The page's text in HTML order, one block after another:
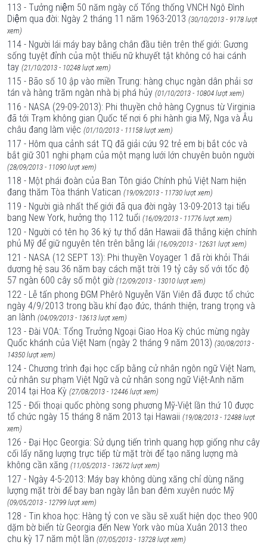
113 - Tưởng niệm 50 năm ngày cố Tổng thống VNCH Ngô Đình
Diệm qua đời: Ngày 2 tháng 11 năm 1963-2013 (30/10/2013 - 9178 lượt
xem)
114 - Người lái máy bay bằng chân đầu tiên trên thế giới: Gương
sống tuyệt đỉnh của một thiếu nữ khuyết tật không có hai cánh
tay (21/10/2013 - 10248 lượt xem)
115 - Bão số 10 ập vào miền Trung: hàng chục ngàn dân phải sơ
tán và hàng trăm ngàn nhà bị phá hủy (01/10/2013 - 10804 lượt xem)
116 - NASA (29-09-2013): Phi thuyền chở hàng Cygnus từ Virginia
đã tới Trạm không gian Quốc tế nơi 6 phi hành gia Mỹ, Nga và Âu
châu đang làm việc (01/10/2013 - 11158 lượt xem)
117 - Hôm qua cảnh sát TQ đã giải cứu 92 trẻ em bị bắt cóc và
bắt giữ 301 nghi phạm của một mạng lưới lớn chuyên buôn người
(28/09/2013 - 11090 lượt xem)
118 - Một phái đoàn của Ban Tôn giáo Chính phủ Việt Nam hiện
đang thăm Tòa thánh Vatican (19/09/2013 - 11730 lượt xem)
119 - Người già nhất thế giới đã qua đời ngày 13-09-2013 tại tiểu
bang New York, hưởng thọ 112 tuổi (16/09/2013 - 11776 lượt xem)
120 - Người có tên họ 36 ký tự thổ dân Hawaii đã thắng kiện chính
phủ Mỹ để giữ nguyên tên trên bằng lái (16/09/2013 - 12631 lượt xem)
121 - NASA (12 SEPT 13): Phi thuyền Voyager 1 đã rời khỏi Thái
dương hệ sau 36 năm bay cách mặt trời 19 tỷ cây số với tốc độ
57 ngàn 600 cây số một giờ (12/09/2013 - 13010 lượt xem)
122 - Lễ tấn phong ĐGM Phêrô Nguyễn Văn Viên đã được tổ chức
ngày 4/9/2013 trong bầu khí đạo đức, thánh thiện, trang trọng và
an lành (04/09/2013 - 13613 lượt xem)
123 - Đài VOA: Tổng Trưởng Ngoại Giao Hoa Kỳ chúc mừng ngày
Quốc khánh của Việt Nam (ngày 2 tháng 9 năm 2013) (30/08/2013 -
14350 lượt xem)
124 - Chương trình đại học cấp bằng cử nhân ngôn ngữ Việt Nam,
cử nhân sư phạm Việt Ngữ và cử nhân song ngữ Việt-Anh năm
2014 tại Hoa Kỳ (27/08/2013 - 12446 lượt xem)
125 - Đối thoại quốc phòng song phương Mỹ-Việt lần thứ 10 được
tổ chức ngày 15 tháng 8 năm 2013 tại Hawaii (19/08/2013 - 12488 lượt
xem)
126 - Đại Học Georgia: Sử dụng tiến trình quang hợp giống như cây
cối lấy năng lượng trực tiếp từ mặt trời để tạo năng lượng mà
không cần xăng (11/05/2013 - 13672 lượt xem)
127 - Ngày 4-5-2013: Máy bay không dùng xăng chỉ dùng năng
lượng mặt trời để bay ban ngày lẫn ban đêm xuyên nước Mỹ
(09/05/2013 - 12799 lượt xem)
128 - Tin khoa học: Hàng tỷ con ve sầu sẽ xuất hiện dọc theo 900
dặm bờ biển từ Georgia đến New York vào mùa Xuân 2013 theo
chu kỳ 17 năm một lần (07/05/2013 - 13728 lượt xem)